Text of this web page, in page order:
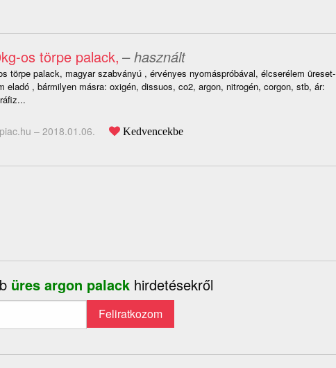
os törpe palack, – használt
törpe palack, magyar szabványú , érvényes nyomáspróbával, élcserélem üreset-
eladó , bármilyen másra: oxigén, dissuos, co2, argon, nitrogén, corgon, stb, ár:
– 2018.01.06. Kedvencekbe
üres argon palack hirdetésekről